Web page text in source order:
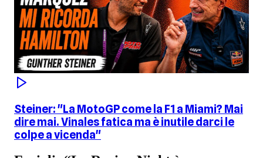
Steiner: "La MotoGP come la F1 a Miami? Mai
dire mai. Vinales fatica ma è inutile darci le
colpe a vicenda"